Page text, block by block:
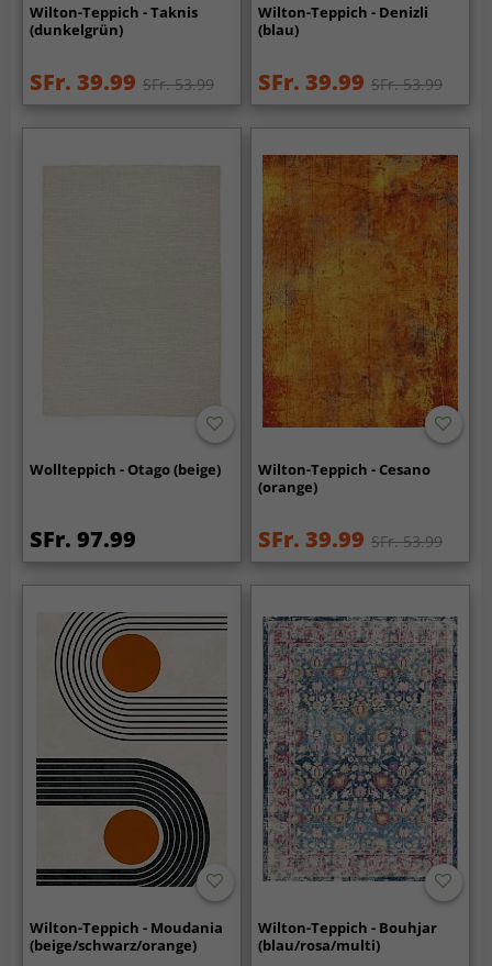
Wilton-Teppich - Taknis
(dunkelgrün)
SFr. 39.99 SFr. 53.99
Wilton-Teppich - Denizli
(blau)
SFr. 39.99 SFr. 53.99
Wollteppich - Otago (beige)
SFr. 97.99
Wilton-Teppich - Cesano
(orange)
SFr. 39.99 SFr. 53.99
Wilton-Teppich - Moudania
(beige/schwarz/orange)
Wilton-Teppich - Bouhjar
(blau/rosa/multi)